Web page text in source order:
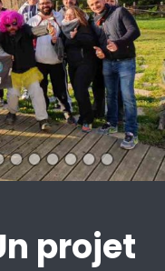
projet